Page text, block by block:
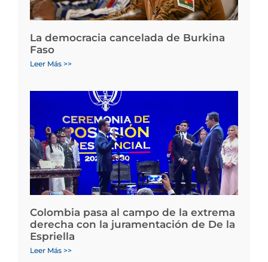
La democracia cancelada de Burkina
Faso
Leer Más >>
Colombia pasa al campo de la extrema
derecha con la juramentación de De la
Espriella
Leer Más >>